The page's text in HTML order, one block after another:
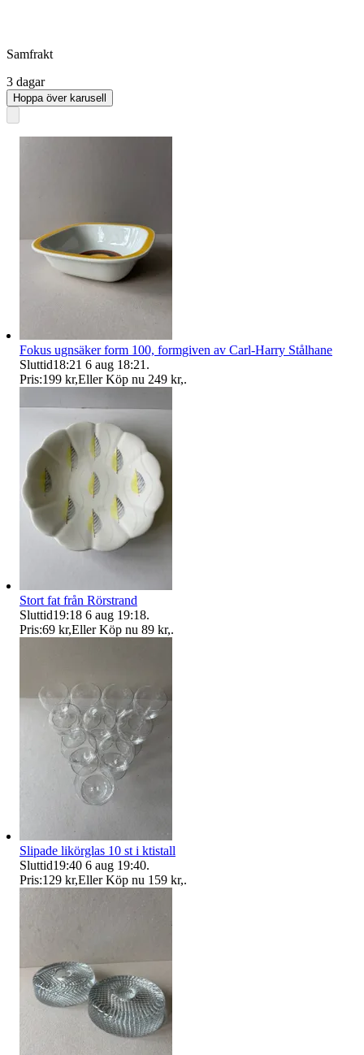
Samfrakt
3 dagar
Hoppa över karusell
Fokus ugnsäker form 100, formgiven av Carl-Harry Stålhane
Sluttid18:21 6 aug 18:21 .
Pris:199 kr,Eller Köp nu 249 kr,.
Stort fat från Rörstrand
Sluttid19:18 6 aug 19:18.
Pris:69 kr,Eller Köp nu 89 kr,.
Slipade likörglas 10 st i ktistall
Sluttid19:40 6 aug 19:40.
Pris:129 kr,Eller Köp nu 159 kr,.